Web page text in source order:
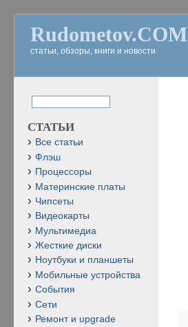
Rudometov.COM
статьи, обзоры, книги и новости
СТАТЬИ
Все статьи
Флэш
Процессоры
Материнские платы
Чипсеты
Видеокарты
Мультимедиа
Жесткие диски
Ноутбуки и планшеты
Мобильные устройства
События
Сети
Ремонт и upgrade